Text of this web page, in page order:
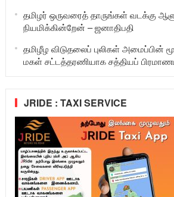
தமிழர் ஒருவரைத் தாருங்கள் வடக்கு
நியமிக்கின்றேன் – ஜனாதிபதி
தமிழீழ விடுதலைப் புலிகள் அமைப்பின்
மகள் சட்டத்தரணியாக சத்தியப்
JRIDE : TAXI SERVICE